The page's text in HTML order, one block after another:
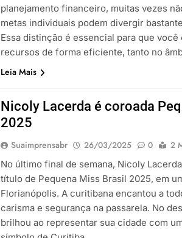
planejamento financeiro, muitas vezes
metas individuais podem divergir
Essa distinção é essencial para que
recursos de forma eficiente, tanto no
Leia Mais
Nicoly Lacerda é coroada
2025
Suaimprensabr 26/03/2025 0
2
No último final de semana, Nicoly
título de Pequena Miss Brasil 2025, em
Florianópolis. A curitibana encantou a
carisma e segurança na passarela. No
brilhou ao representar sua cidade com